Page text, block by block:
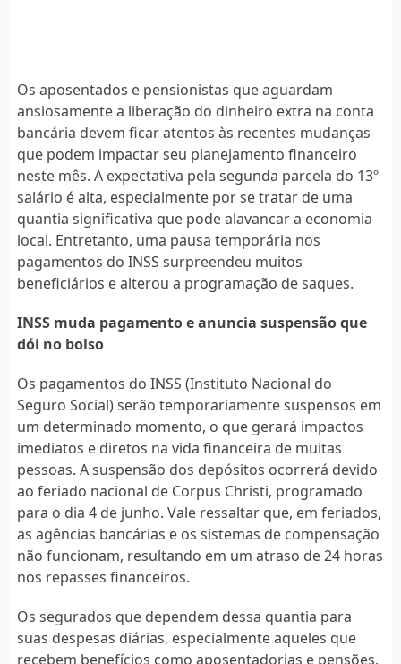
Os aposentados e pensionistas que aguardam
ansiosamente a liberação do dinheiro extra na conta
bancária devem ficar atentos às recentes mudanças
que podem impactar seu planejamento financeiro
neste mês. A expectativa pela segunda parcela do 13º
salário é alta, especialmente por se tratar de uma
quantia significativa que pode alavancar a economia
local. Entretanto, uma pausa temporária nos
pagamentos do INSS surpreendeu muitos
beneficiários e alterou a programação de saques.
INSS muda pagamento e anuncia suspensão que
dói no bolso
Os pagamentos do INSS (Instituto Nacional do
Seguro Social) serão temporariamente suspensos em
um determinado momento, o que gerará impactos
imediatos e diretos na vida financeira de muitas
pessoas. A suspensão dos depósitos ocorrerá devido
ao feriado nacional de Corpus Christi, programado
para o dia 4 de junho. Vale ressaltar que, em feriados,
as agências bancárias e os sistemas de compensação
não funcionam, resultando em um atraso de 24 horas
nos repasses financeiros.
Os segurados que dependem dessa quantia para
suas despesas diárias, especialmente aqueles que
recebem benefícios como aposentadorias e pensões,